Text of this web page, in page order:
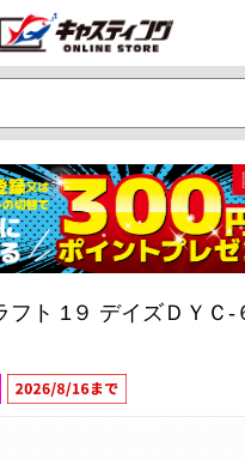
フト 1９ デイズＤＹＣ-